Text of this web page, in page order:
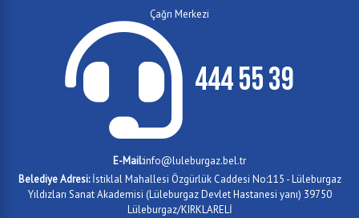
Çağrı Merkezi
444 55 39
E-Mail:info@luleburgaz.bel.tr
Belediye Adresi:İstiklal Mahallesi Özgürlük Caddesi No:115 - Lüleburgaz
Yıldızları Sanat Akademisi (Lüleburgaz Devlet Hastanesi yanı) 39750
Lüleburgaz/KIRKLARELİ